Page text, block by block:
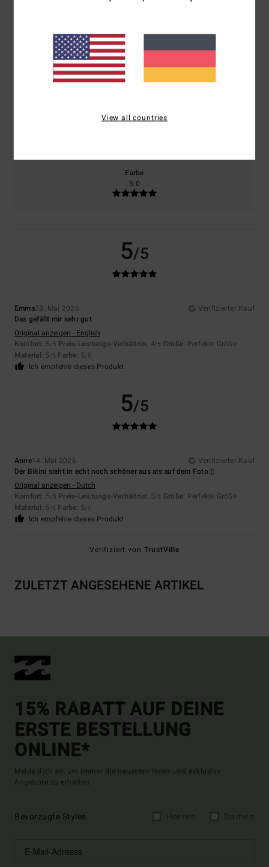
100% unserer Kunden empfehlen dieses Produkt
Komfort
5.0
Preis-Leistungs-Verhältnis
4.5
Farbe
5.0
5/5
Emma28. Mai 2026
Verifizierter Kauf
Das gefällt mir sehr gut
Original anzeigen - English
Komfort: 5/5 Preis-Leistungs-Verhältnis: 4/5 Größe: Perfekte Größe
Material: 5 /5 Farbe: 5/5
Ich empfehle dieses Produkt
5/5
Anne14. Mai 2026
Verifizierter Kauf
Der Bikini sieht in echt noch schöner aus als auf dem Foto (:
Original anzeigen - Dutch
Komfort: 5/5 Preis-Leistungs-Verhältnis: 5/5 Größe: Perfekte Größe
Material: 5 /5 Farbe: 5/5
Ich empfehle dieses Produkt
Verifiziert von TrustVille
ZULETZT ANGESEHENE ARTIKEL
15% RABATT AUF DEINE
ERSTE BESTELLUNG
ONLINE*
Melde dich an, um immer die neuesten News und exklusive
Angebote zu erhalten.
Bevorzugte Styles
View all countries